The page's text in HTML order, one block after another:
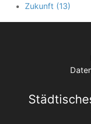
Zukunft (13)